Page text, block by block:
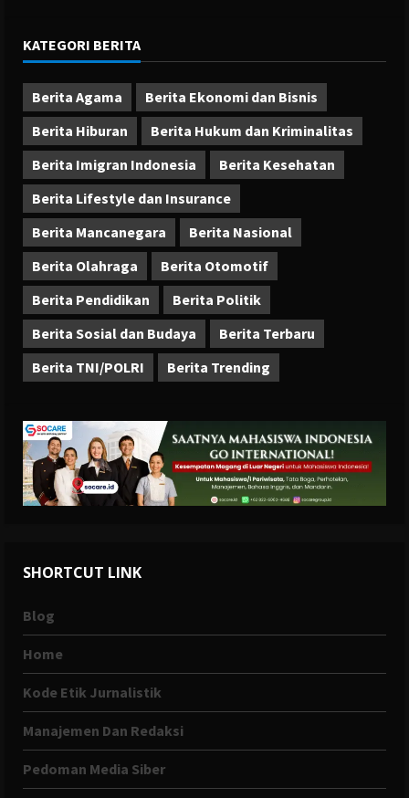
KATEGORI BERITA
Berita Agama
Berita Ekonomi dan Bisnis
Berita Hiburan
Berita Hukum dan Kriminalitas
Berita Imigran Indonesia
Berita Kesehatan
Berita Lifestyle dan Insurance
Berita Mancanegara
Berita Nasional
Berita Olahraga
Berita Otomotif
Berita Pendidikan
Berita Politik
Berita Sosial dan Budaya
Berita Terbaru
Berita TNI/POLRI
Berita Trending
SHORTCUT LINK
Blog
Home
Kode Etik Jurnalistik
Manajemen Dan Redaksi
Pedoman Media Siber